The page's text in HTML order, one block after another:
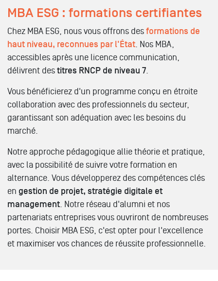
MBA ESG : formations certifiantes
Chez MBA ESG, nous vous offrons des formations de
haut niveau, reconnues par l'État. Nos MBA,
accessibles après une licence communication,
délivrent des titres RNCP de niveau 7.
Vous bénéficierez d'un programme conçu en étroite
collaboration avec des professionnels du secteur,
garantissant son adéquation avec les besoins du
marché.
Notre approche pédagogique allie théorie et pratique,
avec la possibilité de suivre votre formation en
alternance. Vous développerez des compétences clés
en gestion de projet, stratégie digitale et
management. Notre réseau d'alumni et nos
partenariats entreprises vous ouvriront de nombreuses
portes. Choisir MBA ESG, c'est opter pour l'excellence
et maximiser vos chances de réussite professionnelle.